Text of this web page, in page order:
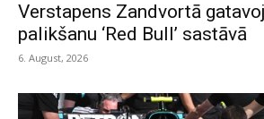
Verstapens Zandvortā
palikšanu ‘Red Bull’ sastāvā
6. August, 2026